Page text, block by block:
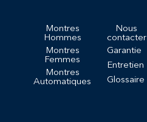
Montres
Hommes
Montres
Femmes
Montres
Automatiques
Nous
contacter
Garantie
Entretien
Glossaire